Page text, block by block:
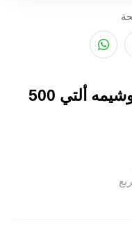
قطعة أرض في ألتينكاله دوشيمه ألتي 500